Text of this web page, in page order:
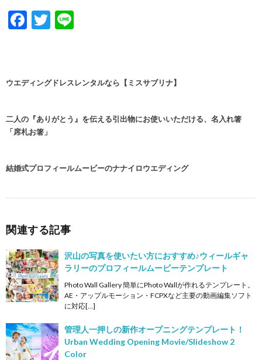
F
b
o
k
T
er
ウエディングドレスレンタルなら【ミスサブリナ】
二人の『ありがとう』を伝える引出物にお使いいただける、名入れ箸
「席札お箸」
結婚式プロフィールムービーのナナイロウエディング
関連する記事
沢山の写真を使いたい方におすすめ♪ウィールギャ
ラリーのプロフィールムービーテンプレート
Photo Wall Gallery 簡単にPhoto Wallが作れるテンプレート。
AE・アップルモーション・FCPXなど主要の動画編集ソフト
に対応[…]
管理人一押しの新作オープニングテンプレート！
Urban Wedding Opening Movie/Slideshow 2
Color